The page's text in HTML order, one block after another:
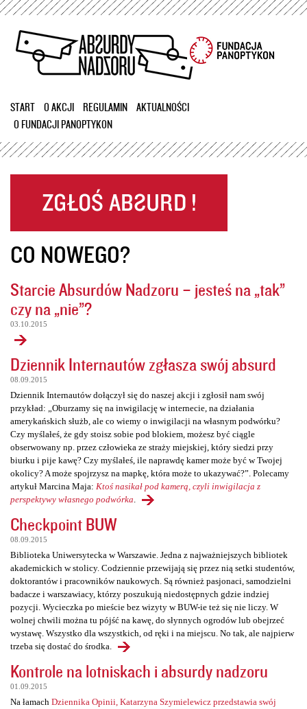
Przejdź
treści
START O AKCJI REGULAMIN
AKTUALNOŚCI
O FUNDACJI PANOPTYKON
CO NOWEGO?
Starcie Absurdów Nadzoru – jesteś na „tak”
czy na „nie”?
03.10.2015
Dziennik Internautów zgłasza swój absurd
08.09.2015
Dziennik Internautów dołączył się do naszej akcji i zgłosił nam swój
przykład: „Oburzamy się na inwigilację w internecie, na działania
amerykańskich służb, ale co wiemy o inwigilacji na własnym podwórku?
Czy myślałeś, że gdy stoisz sobie pod blokiem, możesz być ciągle
obserwowany np. przez człowieka ze straży miejskiej, który siedzi przy
biurku i pije kawę? Czy myślałeś, ile naprawdę kamer może być w Twojej
okolicy? A może spojrzysz na mapkę, która może to ukazywać?”. Polecamy
artykuł Marcina Maja: Ktoś nasikał pod kamerą, czyli inwigilacja z
perspektywy własnego podwórka
Checkpoint BUW
08.09.2015
Biblioteka Uniwersytecka w Warszawie. Jedna z najważniejszych bibliotek
akademickich w stolicy. Codziennie przewijają się przez nią setki studentów,
doktorantów i pracowników naukowych. Są również pasjonaci, samodzielni
badacze i warszawiacy, którzy poszukują niedostępnych gdzie indziej
pozycji. Wycieczka po mieście bez wizyty w BUW-ie też się nie liczy. W
wolnej chwili można tu pójść na kawę, do słynnych ogrodów lub obejrzeć
wystawę. Wszystko dla wszystkich, od ręki i na miejscu. No tak, ale najpierw
trzeba się dostać do środka.
Kontrole na lotniskach i absurdy nadzoru
01.09.2015
Na łamach Dziennika Opinii, Katarzyna Szymielewicz przedstawia swój